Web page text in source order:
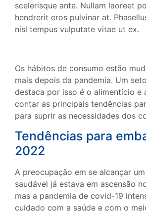
scelerisque ante. Nullam laoreet
hendrerit eros pulvinar at.
nisl tempus vulputate vitae ut ex.
Os hábitos de consumo estão
mais depois da pandemia. Um
destaca por isso é o alimentício e
contar as principais tendências
para suprir as necessidades dos
Tendências para
2022
A preocupação em se alcançar
saudável já estava em ascensão
mas a pandemia de covid-19
cuidado com a saúde e com o